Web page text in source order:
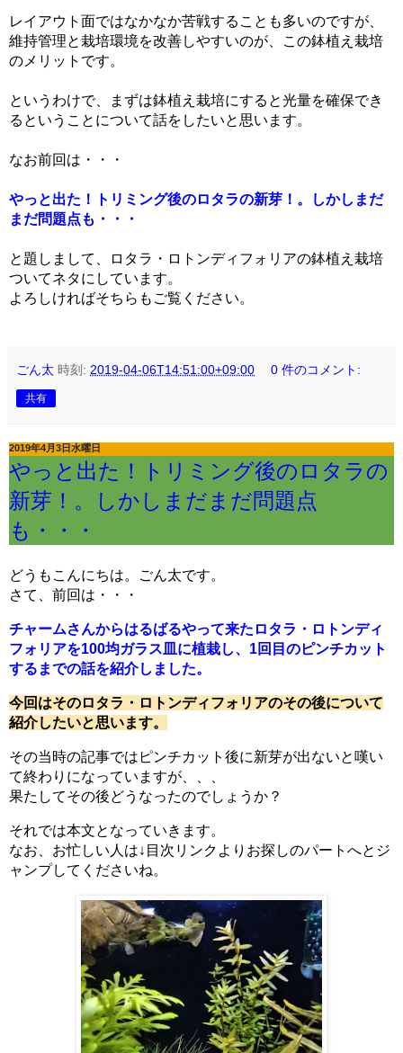
レイアウト面ではなかなか苦戦することも多いのですが、
維持管理と栽培環境を改善しやすいのが、この鉢植え栽培
のメリットです。
というわけで、まずは鉢植え栽培にすると光量を確保でき
るということについて話をしたいと思います。
なお前回は・・・
やっと出た！トリミング後のロタラの新芽！。しかしまだ
まだ問題点も・・・
と題しまして、ロタラ・ロトンディフォリアの鉢植え栽培
ついてネタにしています。
よろしければそちらもご覧ください。
ごん太 時刻: 2019-04-06T14:51:00+09:00 0 件のコメント:
共有
2019年4月3日水曜日
やっと出た！トリミング後のロタラの
新芽！。しかしまだまだ問題点
も・・・
どうもこんにちは。ごん太です。
さて、前回は・・・
チャームさんからはるばるやって来たロタラ・ロトンディ
フォリアを100均ガラス皿に植栽し、1回目のピンチカット
するまでの話を紹介しました。
今回はそのロタラ・ロトンディフォリアのその後について
紹介したいと思います。
その当時の記事ではピンチカット後に新芽が出ないと嘆い
て終わりになっていますが、、、
果たしてその後どうなったのでしょうか？
それでは本文となっていきます。
なお、お忙しい人は↓目次リンクよりお探しのパートへとジ
ャンプしてくださいね。